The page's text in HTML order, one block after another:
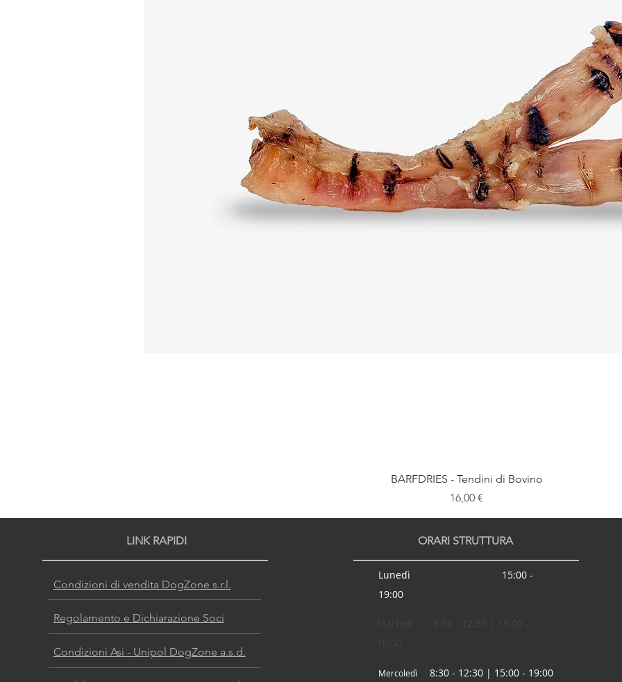
BARFDRIES - Tendini di Bovino
Prezzo
16,00 €
LINK RAPIDI
Condizioni di vendita DogZone s.r.l.
Regolamento e Dichiarazione Soci
Condizioni Asi - Unipol DogZone a.s.d.
ORARI STRUTTURA
Lunedì 15:00 -
19:00
Mercoledì 8:30 - 12:30 | 15:00 - 19:00